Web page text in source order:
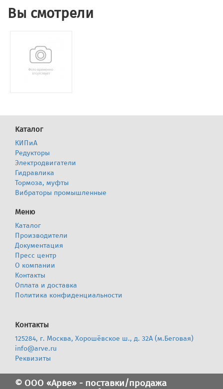
Вы смотрели
Каталог
КИПиА
Редукторы
Электродвигатели
Гидравлика
Тормоза, муфты
Вибраторы промышленные
Меню
Каталог
Производители
Документация
Пресс центр
О компании
Контакты
Оплата и доставка
Политика конфиденциальности
Контакты
125284, г. Москва, Хорошёвское ш., д. 32А (м.Беговая)
info@arve.ru
Реквизиты
© ООО «Арве» - поставки/продажа